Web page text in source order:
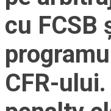
cu FCSB
CFR-